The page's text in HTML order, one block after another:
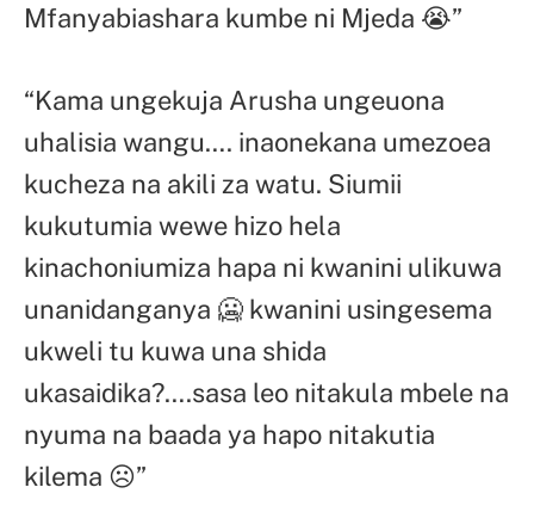
Mfanyabiashara kumbe ni Mjeda 😭”
“Kama ungekuja Arusha ungeuona
uhalisia wangu…. inaonekana umezoea
kucheza na akili za watu. Siumii
kukutumia wewe hizo hela
kinachoniumiza hapa ni kwanini ulikuwa
unanidanganya 🥶 kwanini usingesema
ukweli tu kuwa una shida
ukasaidika?….sasa leo nitakula mbele na
nyuma na baada ya hapo nitakutia
kilema ☹”